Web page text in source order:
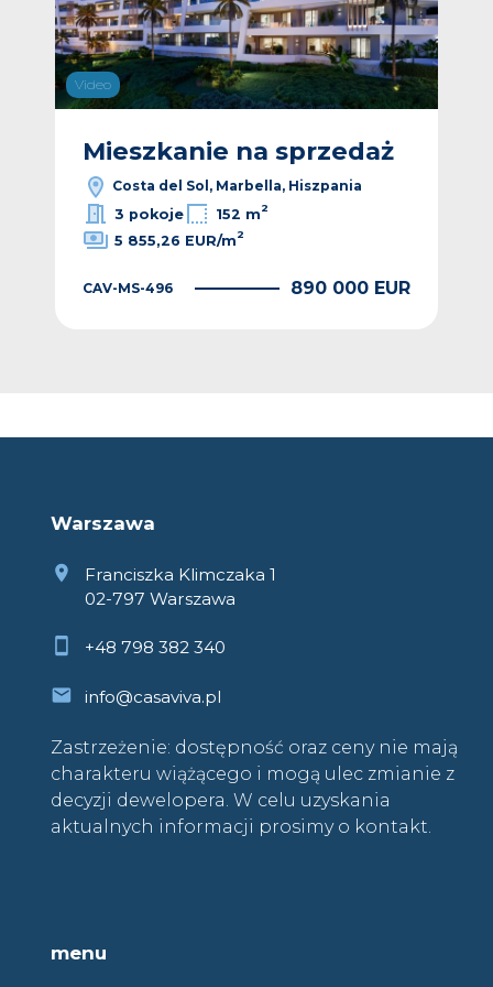
Video
Mieszkanie na sprzedaż
Costa del Sol, Marbella, Hiszpania
3 pokoje
152 m2
5 855,26 EUR/m2
CAV-MS-496 890 000 EUR
Warszawa
Franciszka Klimczaka 1
02-797 Warszawa
+48 798 382 340
info@casaviva.pl
Zastrzeżenie: dostępność oraz ceny nie mają
charakteru wiążącego i mogą ulec zmianie z
decyzji dewelopera. W celu uzyskania
aktualnych informacji prosimy o kontakt.
menu